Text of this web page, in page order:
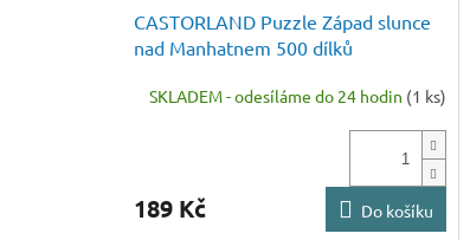
CASTORLAND Puzzle Západ slunce
nad Manhatnem 500 dílků
SKLADEM - odesíláme do 24 hodin (1 ks)
189 Kč Do košíku